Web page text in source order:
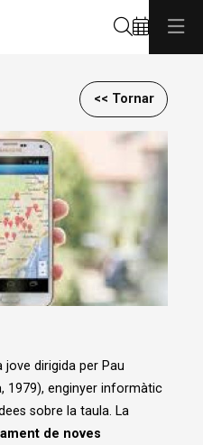
<< Tornar
jove dirigida per Pau
1979), enginyer informàtic
sobre la taula. La
de noves